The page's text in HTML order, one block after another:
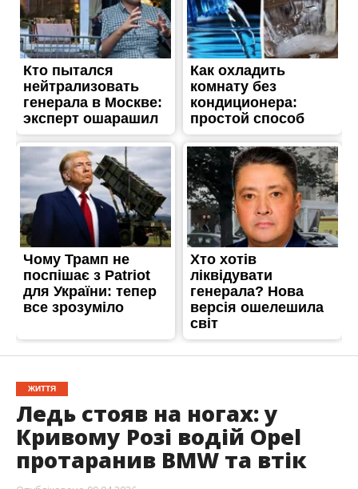
ЖИТТЯ
Ледь стояв на ногах: у
Кривому Розі водій Opel
протаранив BMW та втік